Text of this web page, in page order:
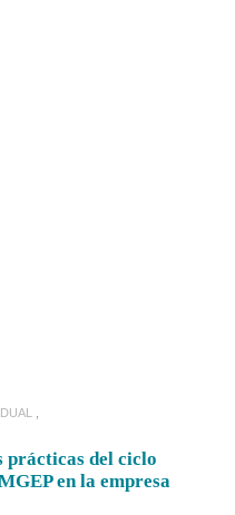
prácticas del ciclo
en la empresa